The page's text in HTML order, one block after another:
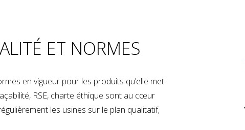
ET NORMES
en vigueur pour les produits qu’elle met
RSE, charte éthique sont au cœur
les usines sur le plan qualitatif,